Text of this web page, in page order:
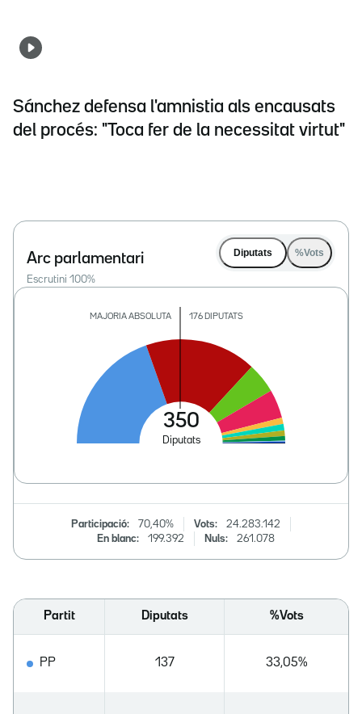
Sánchez defensa l'amnistia als encausats
del procés: "Toca fer de la necessitat virtut"
Arc parlamentari
Escrutini 100%
Diputats %Vots
Participació: 70,40% Vots:
24.283.142
En blanc:
199.392 Nuls: 261.078
Partit Diputats %Vots
PP 137 33,05%